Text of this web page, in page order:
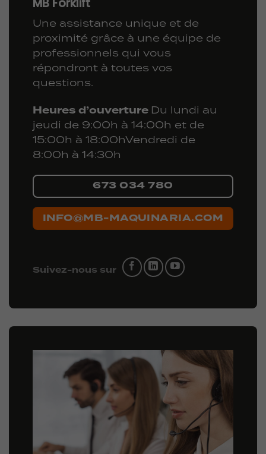
Une assistance unique et de
proximité grâce à une équipe de
professionnels qui vous
répondront à toutes vos
questions.
Heures d’ouverture Du lundi au
jeudi de 9:00h à 14:00h et de
15:00h à 18:00hVendredi de
8:00h à 14:30h
673 034 780
INFO@MB-MAQUINARIA.COM
Suivez-nous sur